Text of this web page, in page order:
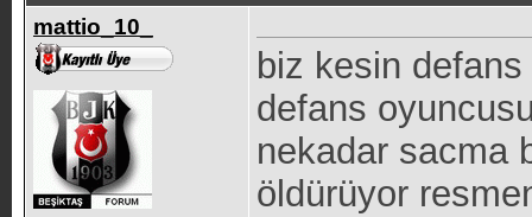
mattio_10_
biz kesin
defans
nekadar sacma
öldürüyor